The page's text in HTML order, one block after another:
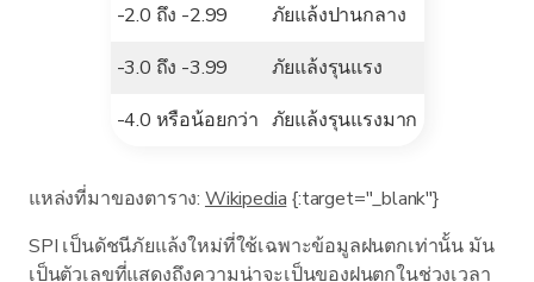
-2.0 ถึง -2.99
ภัยแล้งปานกลาง
-3.0 ถึง -3.99
ภัยแล้งรุนแรง
-4.0 หรือน้อยกว่า ภัยแล้งรุนแรงมาก
แหล่งที่มาของตาราง: Wikipedia {:target="_blank"}
SPI เป็นดัชนีภัยแล้งใหม่ที่ใช้เฉพาะข้อมูลฝนตกเท่านั้น มัน
เป็นตัวเลขที่แสดงถึงความน่าจะเป็นของฝนตกในช่วงเวลา